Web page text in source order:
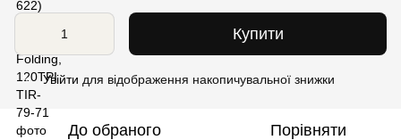
Купити
% Увійти для відображення накопичувальної знижки
До обраного Порівняти